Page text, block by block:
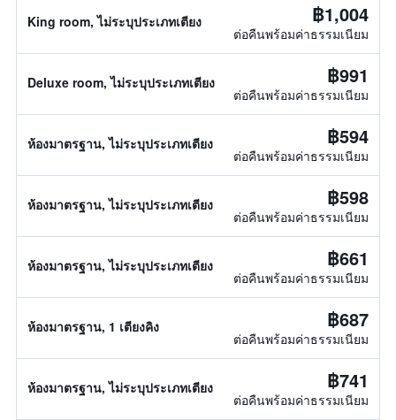
King room, ไม่ระบุประเภทเตียง ฿1,004
ต่อคืนพร้อมค่าธรรมเนียม
Deluxe room, ไม่ระบุประเภทเตียง ฿991
ต่อคืนพร้อมค่าธรรมเนียม
ห้องมาตรฐาน, ไม่ระบุประเภทเตียง ฿594
ต่อคืนพร้อมค่าธรรมเนียม
ห้องมาตรฐาน, ไม่ระบุประเภทเตียง ฿598
ต่อคืนพร้อมค่าธรรมเนียม
ห้องมาตรฐาน, ไม่ระบุประเภทเตียง ฿661
ต่อคืนพร้อมค่าธรรมเนียม
ห้องมาตรฐาน, 1 เตียงคิง ฿687
ต่อคืนพร้อมค่าธรรมเนียม
ห้องมาตรฐาน, ไม่ระบุประเภทเตียง ฿741
ต่อคืนพร้อมค่าธรรมเนียม